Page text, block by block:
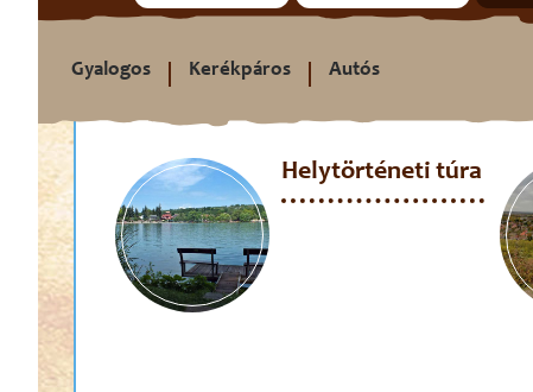
Gyalogos Kerékpáros Autós
Helytörténeti túra